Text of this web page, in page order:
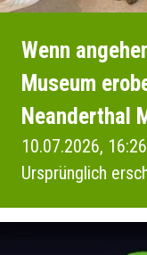
Wenn
Museum
Neanderthal
10.07.2026, 16:26
Ursprünglich